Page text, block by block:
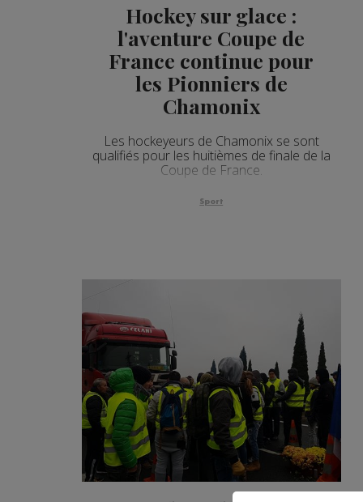
Hockey sur glace :
l'aventure Coupe de
France continue pour
les Pionniers de
Chamonix
Les hockeyeurs de Chamonix se sont
qualifiés pour les huitièmes de finale de la
Coupe de France.
Sport